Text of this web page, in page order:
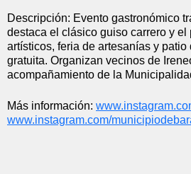
Descripción: Evento gastronómico
destaca el clásico guiso carrero y
artísticos, feria de artesanías y patio
gratuita. Organizan vecinos de
acompañamiento de la
Más información:
www.instagram.com/